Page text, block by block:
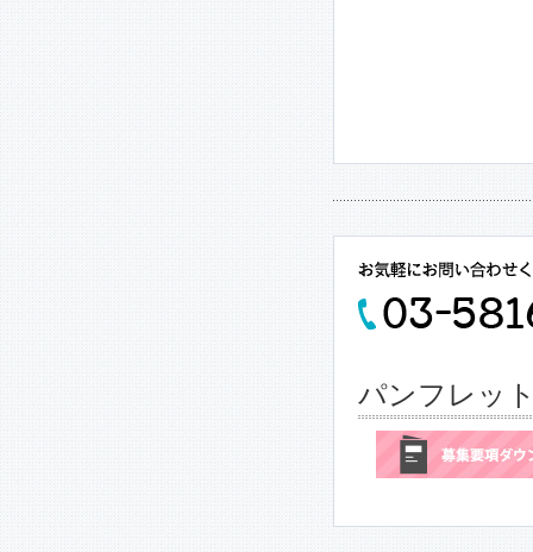
パンフレッ